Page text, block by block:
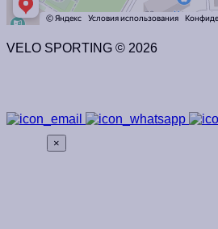
VELO SPORTING © 2026
×